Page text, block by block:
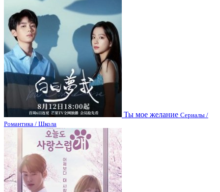
Ты мое желание Сериалы /
Романтика / Школа